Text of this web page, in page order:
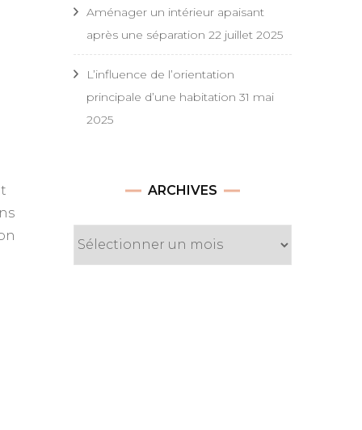
Aménager un intérieur apaisant
après une séparation 22 juillet 2025
L’influence de l’orientation
principale d’une habitation 31 mai
2025
ARCHIVES
Archives